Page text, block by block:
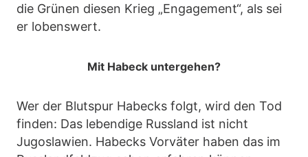
die Grünen diesen Krieg „Engagement“, als sei
er lobenswert.
Mit Habeck untergehen?
Wer der Blutspur Habecks folgt, wird den Tod
finden: Das lebendige Russland ist nicht
Jugoslawien. Habecks Vorväter haben das im